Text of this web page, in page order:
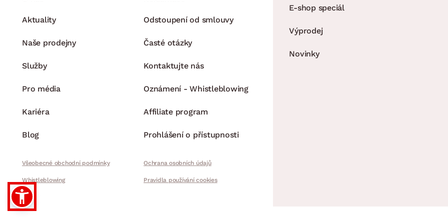
Aktuality
Naše prodejny
Služby
Pro média
Kariéra
Blog
Odstoupení od smlouvy
Časté otázky
Kontaktujte nás
Oznámení - Whistleblowing
Affiliate program
Prohlášení o přístupnosti
Všeobecné obchodní podmínky Ochrana osobních údajů
Whistleblowing Pravidla používání cookies
E-shop speciál
Výprodej
Novinky